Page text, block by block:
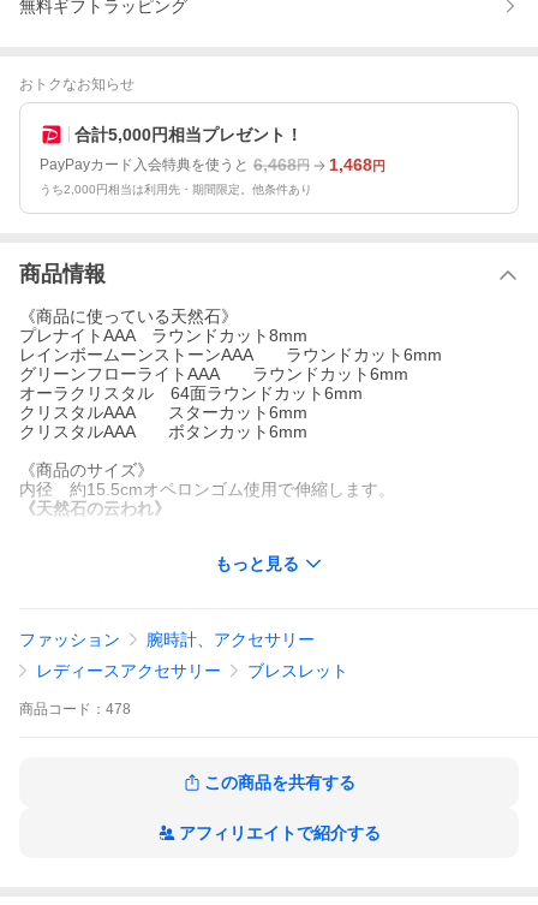
無料ギフトラッピング
おトクなお知らせ
合計5,000円相当プレゼント！
PayPayカード入会特典を使うと 6,468円 1,468円
うち2,000円相当は利用先・期間限定。他条件あり
商品情報
《商品に使っている天然石》
プレナイトAAA ラウンドカット8mm
レインボームーンストーンAAA ラウンドカット6mm
グリーンフローライトAAA ラウンドカット6mm
オーラクリスタル 64面ラウンドカット6mm
クリスタルAAA スターカット6mm
クリスタルAAA ボタンカット6mm
《商品のサイズ》
内径 約15.5cmオペロンゴム使用で伸縮します。
《天然石の云われ》
は休息の時をお過ごしください。
ムーンストーン（月長石）
恋の予感・純粋な恋の石ことばを持つパワーストーンです。
フローライト（蛍石）
集中力を思考力を高める力があるとされ「天才の石」とも云われ
もっと見る
ファッション
腕時計、アクセサリー
レディースアクセサリー
ブレスレット
商品 コード： 478
この商品を共有する
アフィリエイトで紹介する